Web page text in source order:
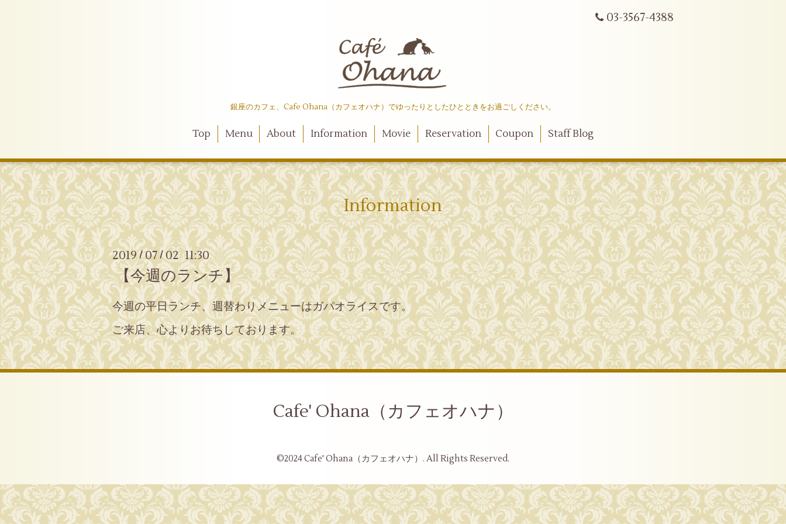
03-3567-4388
銀座のカフェ、Cafe Ohana（カフェオハナ）でゆったりとしたひとときをお過ごしください。
Top Menu About Information Movie Reservation Coupon Staff Blog
Information
2019/07 /02 11:30
【今週のランチ】
今週の平日ランチ、週替わりメニューはガパオライスです。
ご来店、心よりお待ちしております。
Cafe' Ohana（カフェオハナ）
©2024Cafe' Ohana（カフェオハナ） . All Rights Reserved.